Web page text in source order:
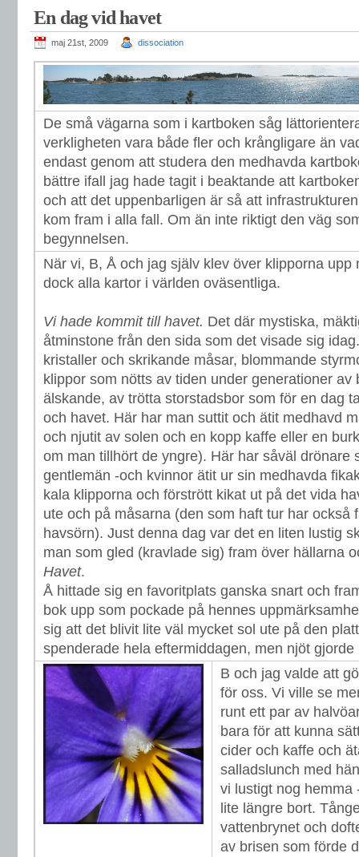
En dag vid havet
maj 21st, 2009 dissociation
De små vägarna som i kartboken såg
verkligheten vara både fler och krångligare än
endast genom att studera den medhavda
bättre ifall jag hade tagit i beaktande att
och att det uppenbarligen är så att
kom fram i alla fall. Om än inte riktigt den väg
begynnelsen.
När vi, B, Å och jag själv klev över klipporna upp
dock alla kartor i världen oväsentliga.
Vi hade kommit till havet. Det där mystiska,
åtminstone från den sida som det visade sig
kristaller och skrikande måsar, blommande
klippor som nötts av tiden under generationer av
älskande, av trötta storstadsbor som för en dag
och havet. Här har man suttit och ätit medhavd
och njutit av solen och en kopp kaffe eller en
om man tillhört de yngre). Här har såväl drönare
gentlemän -och kvinnor ätit ur sin medhavda
kala klipporna och förstrött kikat ut på det vida
ute och på måsarna (den som haft tur har också
havsörn). Just denna dag var det en liten lustig
man som gled (kravlade sig) fram över hällarna
Havet.
Å hittade sig en favoritplats ganska snart och
bok upp som pockade på hennes
sig att det blivit lite väl mycket sol ute på den
spenderade hela eftermiddagen, men njöt gjorde
B och jag valde att
för oss. Vi ville se
runt ett par av
bara för att kunna
cider och kaffe och
salladslunch med
vi lustigt nog hemma
lite längre bort.
vattenbrynet och
av brisen som förde